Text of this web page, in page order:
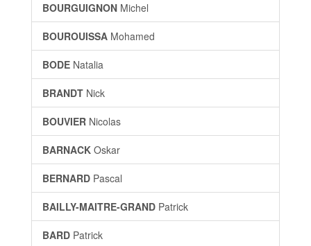
BOURGUIGNON Michel
BOUROUISSA Mohamed
BODE Natalia
BRANDT Nick
BOUVIER Nicolas
BARNACK Oskar
BERNARD Pascal
BAILLY-MAITRE-GRAND Patrick
BARD Patrick